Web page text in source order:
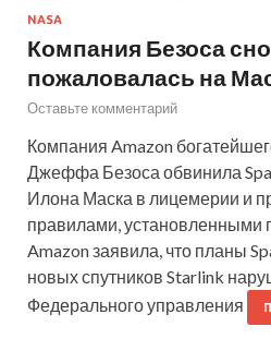
NASA
Компания Безоса
пожаловалась на
Оставьте комментарий
Компания Amazon
Джеффа Безоса обвинила
Илона Маска в лицемерии и
правилами, установленными
Amazon заявила, что планы
новых спутников Starlink
Федерального управления